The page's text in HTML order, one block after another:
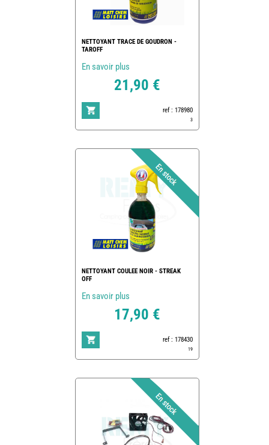
NETTOYANT TRACE DE GOUDRON -
TAROFF
En savoir plus
21,90 €
ref : 178980
3
NETTOYANT COULEE NOIR - STREAK
OFF
En savoir plus
17,90 €
ref : 178430
19